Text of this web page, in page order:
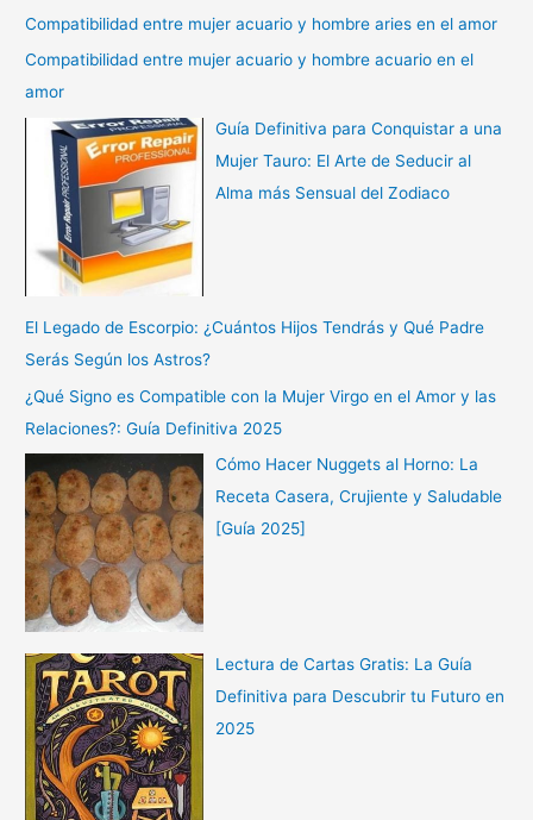
Compatibilidad entre mujer acuario y hombre aries en el amor
Compatibilidad entre mujer acuario y hombre acuario en el
amor
Guía Definitiva para Conquistar a una
Mujer Tauro: El Arte de Seducir al
Alma más Sensual del Zodiaco
El Legado de Escorpio: ¿Cuántos Hijos Tendrás y Qué Padre
Serás Según los Astros?
¿Qué Signo es Compatible con la Mujer Virgo en el Amor y las
Relaciones?: Guía Definitiva 2025
Cómo Hacer Nuggets al Horno: La
Receta Casera, Crujiente y Saludable
[Guía 2025]
Lectura de Cartas Gratis: La Guía
Definitiva para Descubrir tu Futuro en
2025